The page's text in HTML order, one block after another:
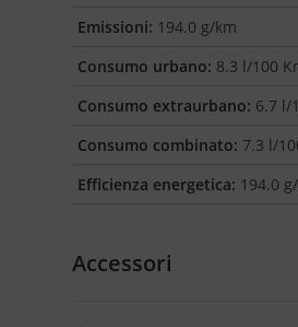
Emissioni: 194.0 g/km
Consumo urbano: 8.3 l/100
Consumo extraurbano: 6.7 l/
Consumo combinato: 7.3 l/
Efficienza energetica: 194.0
Accessori